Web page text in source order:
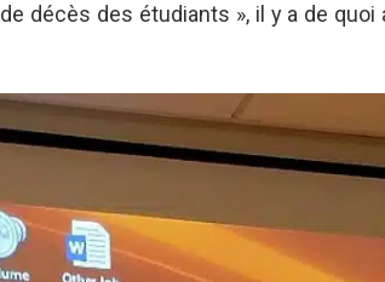
décès des étudiants », il y a de quoi